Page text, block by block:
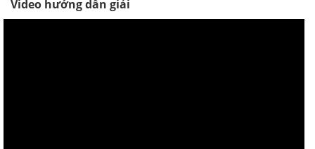
Video hướng dẫn giải